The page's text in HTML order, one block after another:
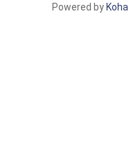
Powered by Koha